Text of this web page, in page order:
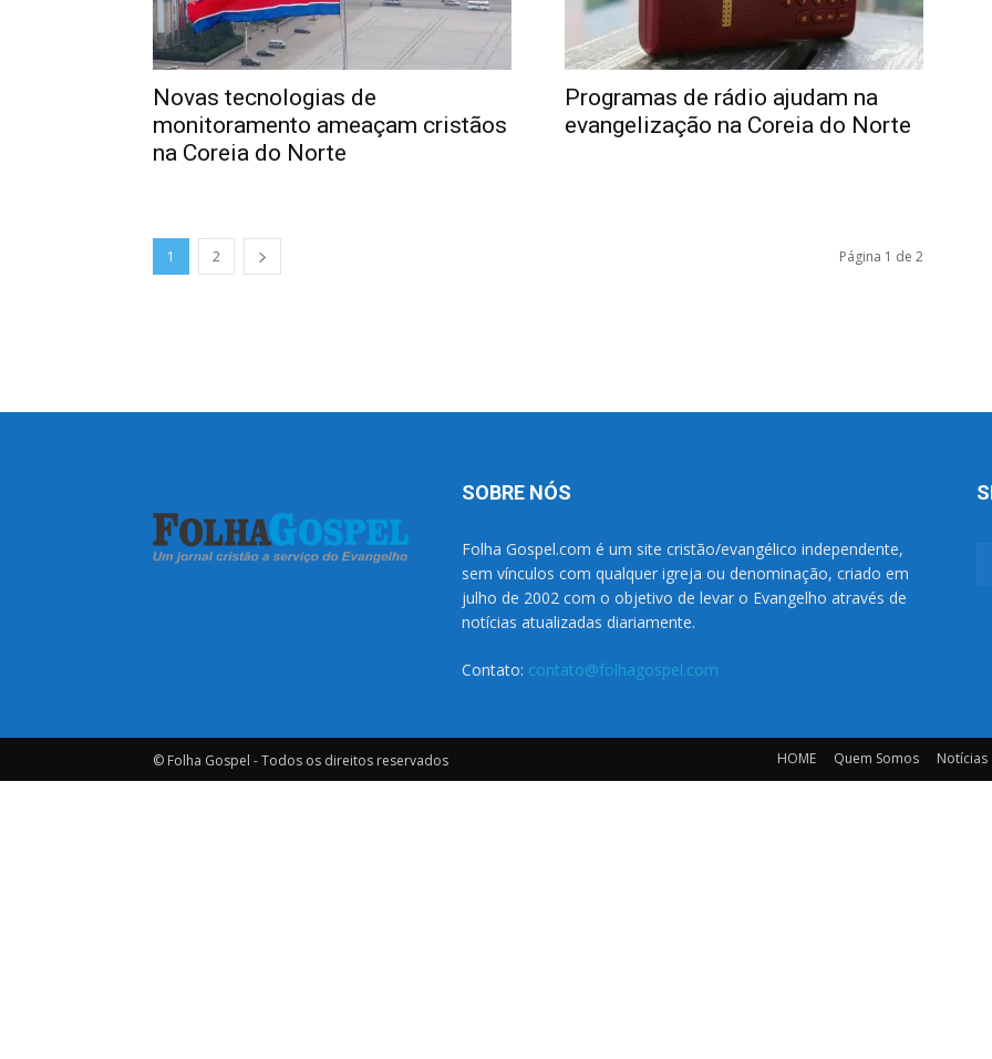
Novas tecnologias de
monitoramento ameaçam cristãos
na Coreia do Norte
Programas de rádio ajudam na
evangelização na Coreia do Norte
1 2 Página 1 de 2
SOBRE NÓS
Folha Gospel.com é um site cristão/evangélico independente,
sem vínculos com qualquer igreja ou denominação, criado em
julho de 2002 com o objetivo de levar o Evangelho através de
notícias atualizadas diariamente.
Contato: contato@folhagospel.com
© Folha Gospel - Todos os direitos reservados HOME Quem Somos Notícias